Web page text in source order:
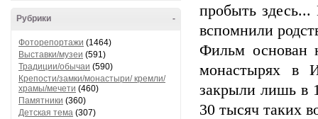
-
Рубрики
Фоторепортажи (1464)
Выставки/музеи (591)
Традиции/обычаи (590)
Крепости/замки/монастыри/ кремли/
храмы/мечети (460)
Памятники (360)
Детская тема (307)
пробыть
вспомнили
Фильм основан
монастырях в
закрыли лишь в
30 тысяч таких